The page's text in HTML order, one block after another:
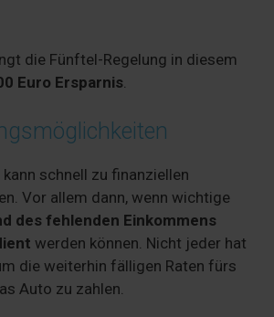
die Fünftel-Regelung in diesem
Euro Ersparnis.
schnell zu finanziellen
Vor allem dann, wenn wichtige
des fehlenden Einkommens
werden können. Nicht jeder hat
die weiterhin fälligen Raten fürs
Auto zu zahlen.